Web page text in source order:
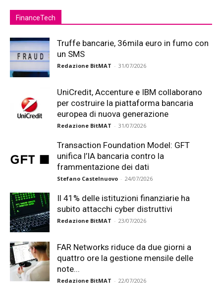
FinanceTech
Truffe bancarie, 36mila euro in fumo con
un SMS
Redazione BitMAT - 31/07/2026
UniCredit, Accenture e IBM collaborano
per costruire la piattaforma bancaria
europea di nuova generazione
Redazione BitMAT - 31/07/2026
Transaction Foundation Model: GFT
unifica l’IA bancaria contro la
frammentazione dei dati
Stefano Castelnuovo - 24/07/2026
Il 41% delle istituzioni finanziarie ha
subito attacchi cyber distruttivi
Redazione BitMAT - 23/07/2026
FAR Networks riduce da due giorni a
quattro ore la gestione mensile delle
note...
Redazione BitMAT - 22/07/2026